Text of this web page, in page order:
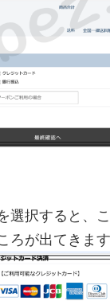
選択すると、
ろが出てきます